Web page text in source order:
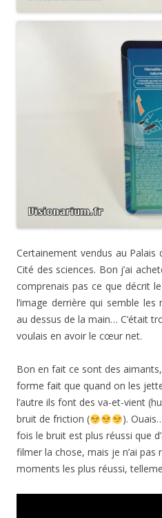
Certainement vendus au
Cité des sciences. Bon j’ai
comprenais pas ce que décrit
l’image derrière qui semble
au dessus de la main… C’était
voulais en avoir le cœur net.
Bon en fait ce sont des
forme fait que quand on les jette
l’autre ils font des va-et-vient
bruit de friction (
).
fois le bruit est plus réussi que
filmer la chose, mais je n’ai pas
moments les plus réussi,